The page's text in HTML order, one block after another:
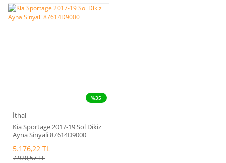
%35
İthal
Kia Sportage 2017-19 Sol Dikiz
Ayna Sinyali 87614D9000
5.176,22 TL
7.920,57 TL